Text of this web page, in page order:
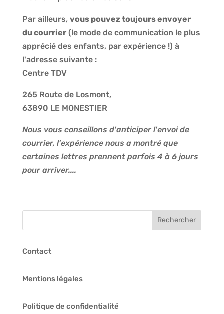
Par ailleurs, vous pouvez toujours envoyer
du courrier(le mode de communication le plus
apprécié des enfants, par expérience !) à
l'adresse suivante :
Centre TDV
265 Route de Losmont,
63890 LE MONESTIER
Nous vous conseillons d'anticiper l'envoi de
courrier, l'expérience nous a montré que
certaines lettres prennent parfois 4 à 6 jours
pour arriver....
Contact
Mentions légales
Politique de confidentialité